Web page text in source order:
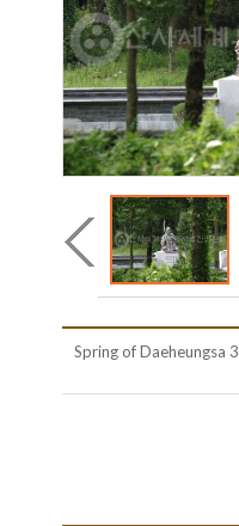
Spring of Daeheungsa 3